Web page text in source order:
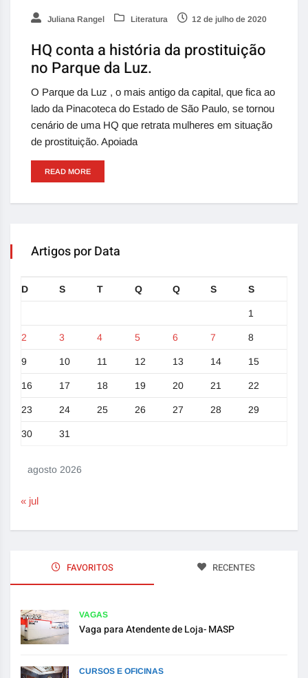
Juliana Rangel Literatura 12 de julho de 2020
HQ conta a história da prostituição
no Parque da Luz.
O Parque da Luz , o mais antigo da capital, que fica ao
lado da Pinacoteca do Estado de São Paulo, se tornou
cenário de uma HQ que retrata mulheres em situação
de prostituição. Apoiada
READ MORE
Artigos por Data
agosto 2026
D S T Q Q S S
1
2 3 4 5 6 7 8
9 10 11 12 13 14 15
16 17 18 19 20 21 22
23 24 25 26 27 28 29
30 31
« jul
FAVORITOS RECENTES
VAGAS
Vaga para Atendente de Loja- MASP
CURSOS E OFICINAS